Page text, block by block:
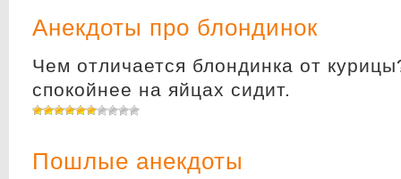
Анекдоты про блондинок
Чем отличается блондинка от
спокойнее на яйцах сидит.
Пошлые анекдоты